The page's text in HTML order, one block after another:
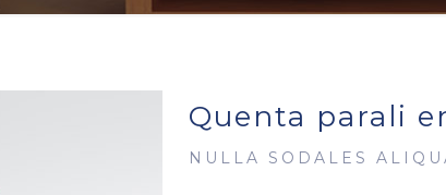
Quenta parali
NULLA SODALES